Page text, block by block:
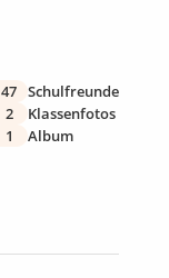
47 Schulfreunde
2
Klassenfotos
1
Album